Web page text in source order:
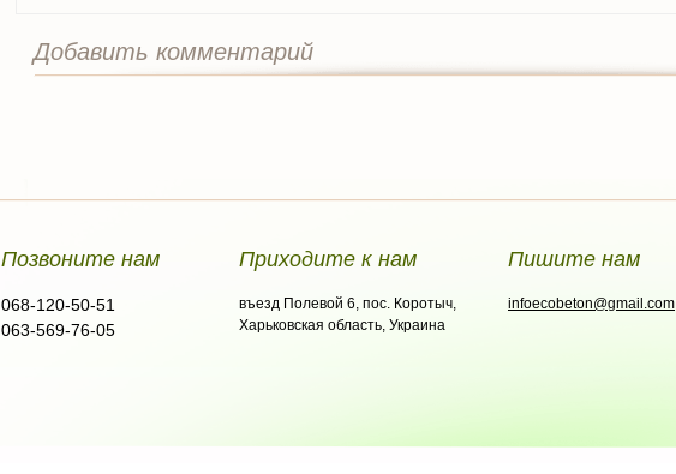
Добавить комментарий
Позвоните нам
068-120-50-51
063-569-76-05
Приходите к нам
въезд Полевой 6, пос. Коротыч,
Харьковская область, Украина
Пишите нам
infoecobeton@gmail.com